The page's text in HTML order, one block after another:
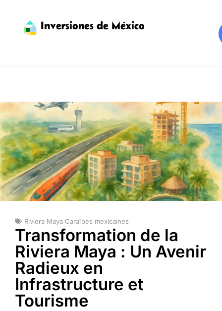
Inversiones de México
Riviera Maya Caraïbes mexicaines
Transformation de la
Riviera Maya : Un Avenir
Radieux en
Infrastructure et
Tourisme